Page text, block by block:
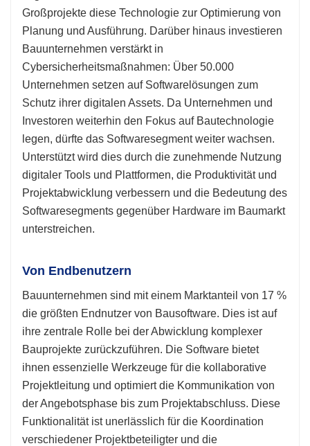
Großprojekte diese Technologie zur Optimierung von
Planung und Ausführung. Darüber hinaus investieren
Bauunternehmen verstärkt in
Cybersicherheitsmaßnahmen: Über 50.000
Unternehmen setzen auf Softwarelösungen zum
Schutz ihrer digitalen Assets. Da Unternehmen und
Investoren weiterhin den Fokus auf Bautechnologie
legen, dürfte das Softwaresegment weiter wachsen.
Unterstützt wird dies durch die zunehmende Nutzung
digitaler Tools und Plattformen, die Produktivität und
Projektabwicklung verbessern und die Bedeutung des
Softwaresegments gegenüber Hardware im Baumarkt
unterstreichen.
Von Endbenutzern
Bauunternehmen sind mit einem Marktanteil von 17 %
die größten Endnutzer von Bausoftware. Dies ist auf
ihre zentrale Rolle bei der Abwicklung komplexer
Bauprojekte zurückzuführen. Die Software bietet
ihnen essenzielle Werkzeuge für die kollaborative
Projektleitung und optimiert die Kommunikation von
der Angebotsphase bis zum Projektabschluss. Diese
Funktionalität ist unerlässlich für die Koordination
verschiedener Projektbeteiligter und die